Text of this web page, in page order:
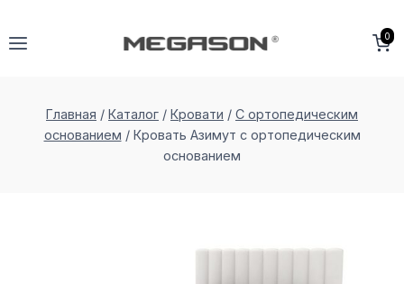
0
Главная / Каталог / Кровати / С ортопедическим
основанием / Кровать Азимут с ортопедическим
основанием